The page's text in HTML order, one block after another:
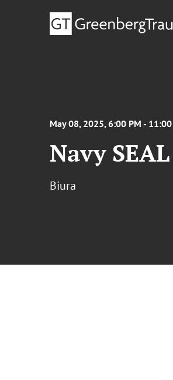
May 08, 2025, 6:00 PM - 11:00
Navy
Biura